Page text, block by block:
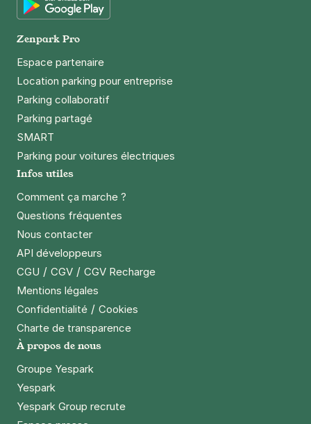
0,50 €/heure
Réserver
+ Abonnements disponibles
Zenpark Pro
Espace partenaire
Location parking pour entreprise
Parking collaboratif
Parking partagé
SMART
Parking pour voitures électriques
Infos utiles
Comment ça marche ?
Questions fréquentes
Nous contacter
API développeurs
CGU / CGV / CGV Recharge
Mentions légales
Confidentialité / Cookies
Charte de transparence
À propos de nous
Groupe Yespark
Yespark
Yespark Group recrute